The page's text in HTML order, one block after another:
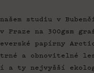
studiu v
Praze na 300gsm
papírny
a obnovitelné
a ty nejvyšší